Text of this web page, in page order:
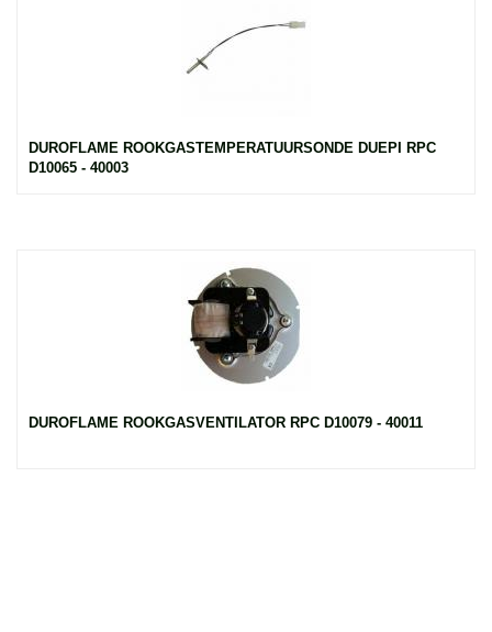
DUROFLAME ROOKGASTEMPERATUURSONDE DUEPI RPC
D10065 - 40003
DUROFLAME ROOKGASVENTILATOR RPC D10079 - 40011